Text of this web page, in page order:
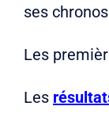
ses
Les
Les